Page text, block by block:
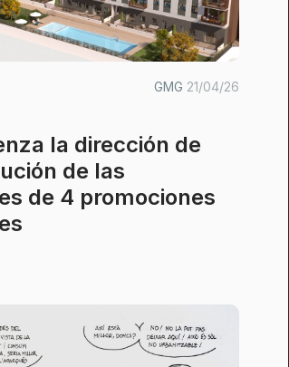
GMG 21/04/26
la dirección de
de las
de 4 promociones